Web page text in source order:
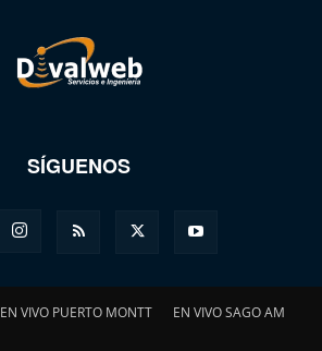
SÍGUENOS
EN VIVO PUERTO MONTT EN VIVO SAGO AM